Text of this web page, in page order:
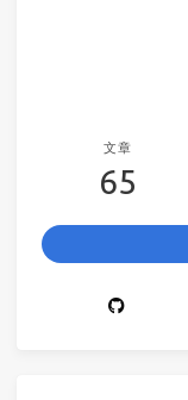
文章
65